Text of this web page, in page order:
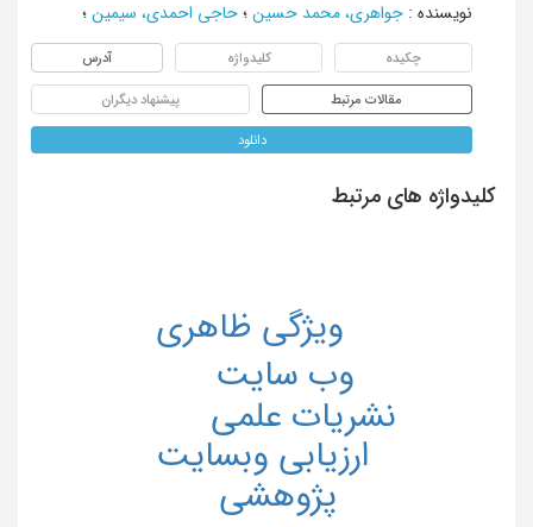
نویسنده : جواهری، محمد حسین ؛ حاجی احمدی، سیمین ؛
چکیده کلیدواژه آدرس
مقالات مرتبط پیشنهاد دیگران
دانلود
کلیدواژه های مرتبط
ارزیابی وب⁮سایت
پژوهشی
نشریات علمی
وب سایت
ویژگی ظاهری